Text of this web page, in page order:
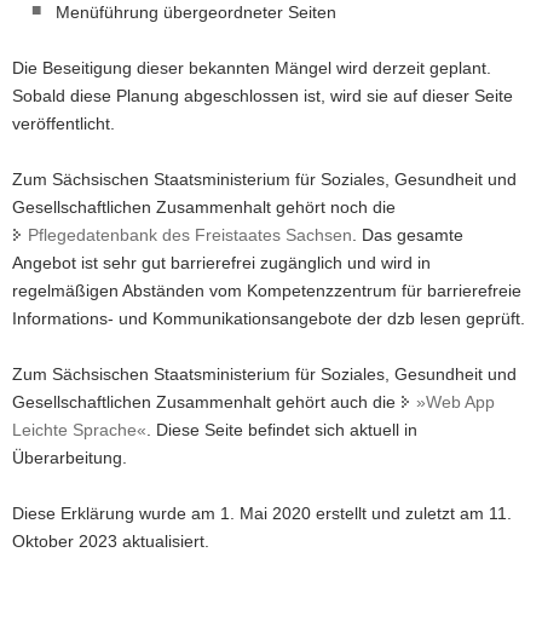
Menüführung übergeordneter Seiten
Die Beseitigung dieser bekannten Mängel wird derzeit geplant.
Sobald diese Planung abgeschlossen ist, wird sie auf dieser Seite
veröffentlicht.
Zum Sächsischen Staatsministerium für Soziales, Gesundheit und
Gesellschaftlichen Zusammenhalt gehört noch die
Pflegedatenbank des Freistaates Sachsen . Das gesamte
Angebot ist sehr gut barrierefrei zugänglich und wird in
regelmäßigen Abständen vom Kompetenzzentrum für barrierefreie
Informations- und Kommunikationsangebote der dzb lesen geprüft.
Zum Sächsischen Staatsministerium für Soziales, Gesundheit und
Gesellschaftlichen Zusammenhalt gehört auch die
»Web App
Leichte Sprache« . Diese Seite befindet sich aktuell in
Überarbeitung.
Diese Erklärung wurde am 1. Mai 2020 erstellt und zuletzt am 11.
Oktober 2023 aktualisiert.